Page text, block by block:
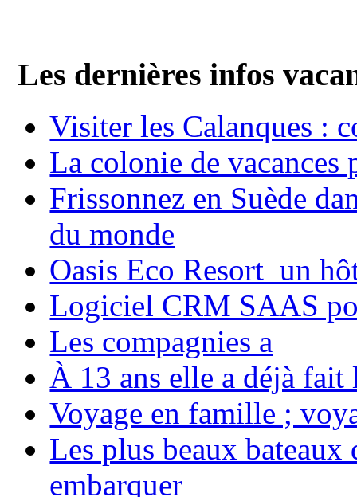
Les dernières infos
Visiter les Calanques :
La colonie de vacances
Frissonnez en Suède
du monde
Oasis Eco Resort un
Logiciel CRM SAAS
Les compagnies a
À 13 ans elle a déjà
Voyage en famille ;
Les plus beaux bateaux
embarquer